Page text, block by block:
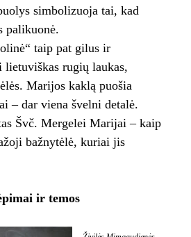
simbolizuoja tai, kad
palikuonė.
taip pat gilus ir
lietuviškas rugių laukas,
Marijos kaklą puošia
– dar viena švelni detalė.
Švč. Mergelei Marijai – kaip
bažnytėlė, kuriai jis
ir temos